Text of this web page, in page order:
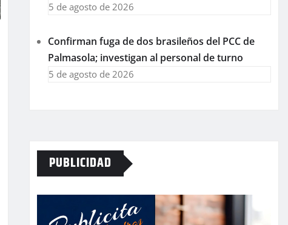
5 de agosto de 2026
Confirman fuga de dos brasileños del PCC de
Palmasola; investigan al personal de turno
5 de agosto de 2026
PUBLICIDAD